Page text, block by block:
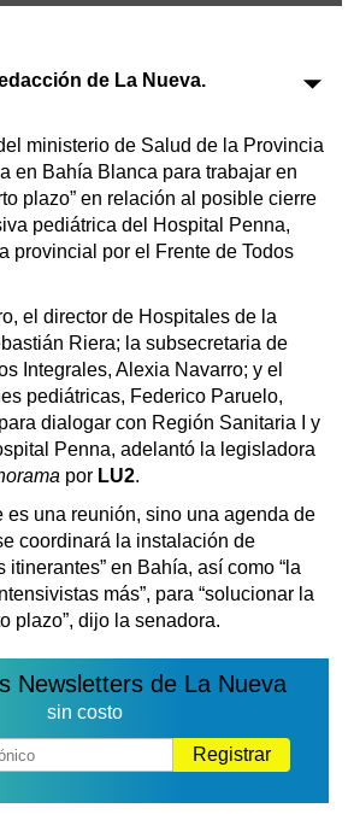
Transportes
Loterías
Datos Útiles
Fúnebres
Teléfonos de urgencia
de La Nueva.
ministerio de Salud de la Provincia
en Bahía Blanca para trabajar en
plazo” en relación al posible cierre
pediátrica del Hospital Penna,
provincial por el Frente de Todos
el director de Hospitales de la
Riera; la subsecretaria de
Integrales, Alexia Navarro; y el
pediátricas, Federico Paruelo,
dialogar con Región Sanitaria I y
Penna, adelantó la legisladora
por LU2.
es una reunión, sino una agenda de
coordinará la instalación de
itinerantes” en Bahía, así como “la
más”, para “solucionar la
plazo”, dijo la senadora.
Newsletters de La Nueva
sin costo
Registrar